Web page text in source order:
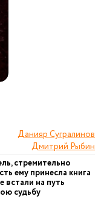
Данияр Сугралинов
Дмитрий Рыбин
стремительно
ему принесла книга
встали на путь
судьбу